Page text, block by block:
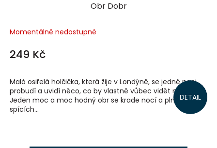
Obr Dobr
Momentálně nedostupné
249 Kč
DETAIL
Malá osiřelá holčička, která žije v Londýně, se jedné noci
probudí a uvidí něco, co by vlastně vůbec vidět neměla.
Jeden moc a moc hodný obr se krade nocí a plní hlavy
spících...